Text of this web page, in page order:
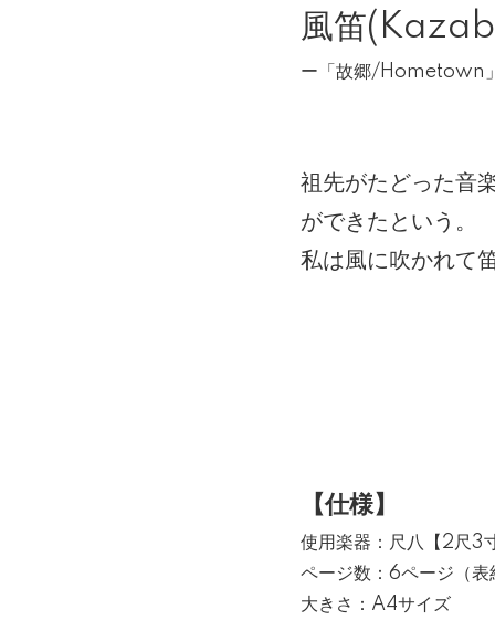
風笛
ー「故郷/Hometown」
祖先がたどった音
ができたという。
私は風に吹かれて
【仕様】
使用楽器：尺八【2尺3
ページ数：6ページ（表
大きさ：A4サイズ